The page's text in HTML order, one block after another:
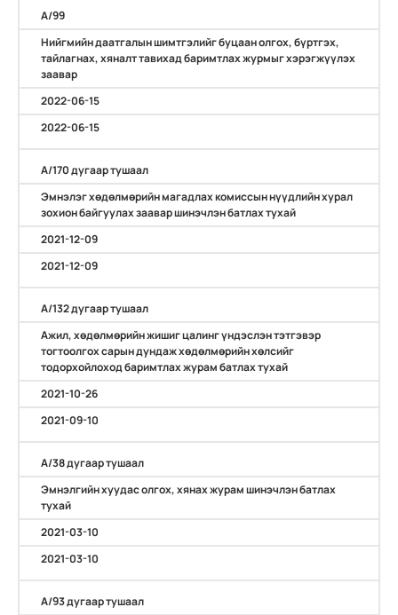
А/99
Нийгмийн даатгалын шимтгэлийг буцаан олгох, бүртгэх,
тайлагнах, хяналт тавихад баримтлах журмыг хэрэгжүүлэх
заавар
2022-06-15
2022-06-15
А/170 дугаар тушаал
Эмнэлэг хөдөлмөрийн магадлах комиссын нүүдлийн хурал
зохион байгуулах заавар шинэчлэн батлах тухай
2021-12-09
2021-12-09
А/132 дугаар тушаал
Ажил, хөдөлмөрийн жишиг цалинг үндэслэн тэтгэвэр
тогтоолгох сарын дундаж хөдөлмөрийн хөлсийг
тодорхойлоход баримтлах журам батлах тухай
2021-10-26
2021-09-10
А/38 дугаар тушаал
Эмнэлгийн хуудас олгох, хянах журам шинэчлэн батлах
тухай
2021-03-10
2021-03-10
А/93 дугаар тушаал